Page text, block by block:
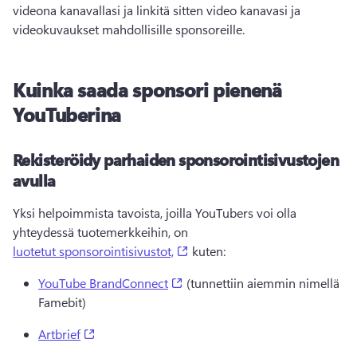
videona kanavallasi ja linkitä sitten video kanavasi ja
videokuvaukset mahdollisille sponsoreille.
Kuinka saada sponsori pienenä
YouTuberina
Rekisteröidy parhaiden sponsorointisivustojen
avulla
Yksi helpoimmista tavoista, joilla YouTubers voi olla
yhteydessä tuotemerkkeihin, on
luotetut sponsorointisivustot,
(opens in a new tab)
kuten:
YouTube BrandConnect
(opens in a new tab)
(tunnettiin aiemmin nimellä
Famebit)
Artbrief